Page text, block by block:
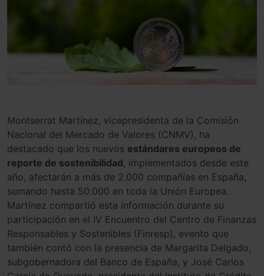
Montserrat Martínez, vicepresidenta de la Comisión
Nacional del Mercado de Valores (CNMV), ha
destacado que los nuevos estándares europeos de
reporte de sostenibilidad, implementados desde este
año, afectarán a más de 2.000 compañías en España,
sumando hasta 50.000 en toda la Unión Europea.
Martínez compartió esta información durante su
participación en el IV Encuentro del Centro de Finanzas
Responsables y Sostenibles (Finresp), evento que
también contó con la presencia de Margarita Delgado,
subgobernadora del Banco de España, y José Carlos